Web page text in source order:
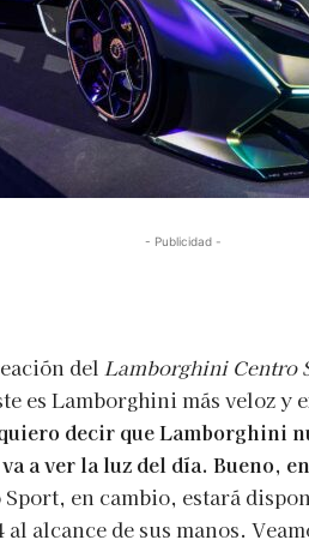
- Publicidad -
del Lamborghini Centro
es Lamborghini más veloz y
decir que Lamborghini
a ver la luz del día. Bueno,
en cambio, estará
alcance de sus manos.